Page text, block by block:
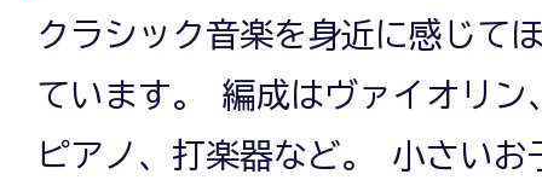
クラシック音楽を身近に感じて
ています。 編成はヴァイオリン
ピアノ、打楽器など。 小さいお